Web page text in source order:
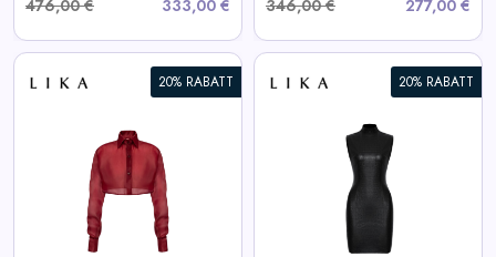
476,00 €
333,00 €
346,00 €
277,00 €
20% RABATT 20% RABATT
Schwarzes strukturiertes Mini-
View All LIKA Deals